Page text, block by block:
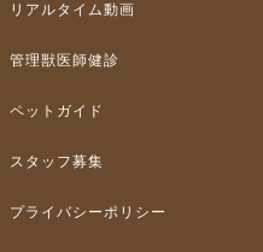
リアルタイム動画
管理獣医師健診
ペットガイド
スタッフ募集
プライバシーポリシー